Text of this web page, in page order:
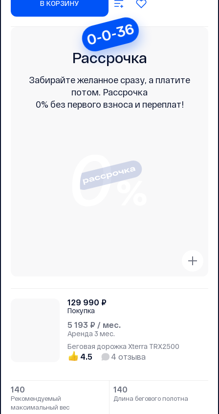
В КОРЗИНУ
0-0-36
Рассрочка
Забирайте желанное сразу, а платите
потом. Рассрочка
0% без первого взноса и переплат!
5 193 ₽ / мес.
Аренда 3 мес.
129 990 ₽
Покупка
Беговая дорожка Xterra TRX2500
4.5 4 отзыва
140
Рекомендуемый
максимальный вес
140
Длина бегового полотна